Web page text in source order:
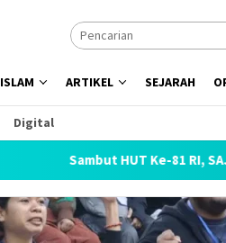
ISLAM ARTIKEL SEJARAH
Digital
Sambut HUT Ke-81 RI, SAJID